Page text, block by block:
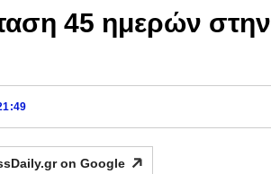
45 ημερών στην
on Google